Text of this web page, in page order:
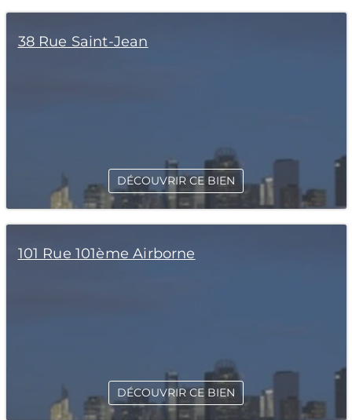
38 Rue Saint-Jean
DÉCOUVRIR CE BIEN
101 Rue 101ème Airborne
DÉCOUVRIR CE BIEN